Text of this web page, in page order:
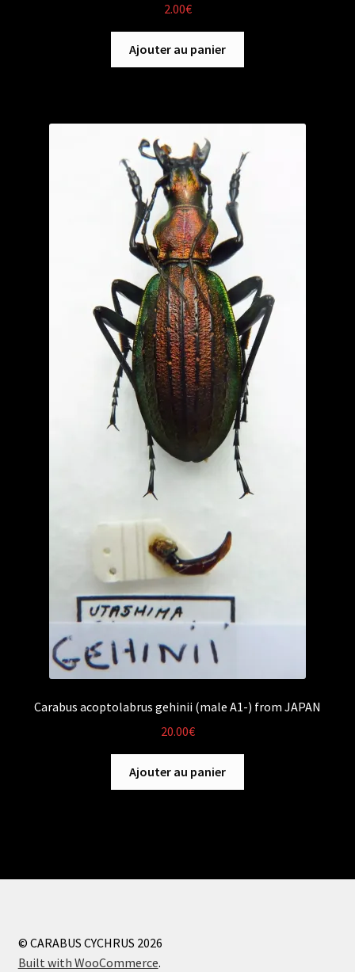
2.00€
Ajouter au panier
Carabus acoptolabrus gehinii (male A1-) from JAPAN
20.00€
Ajouter au panier
© CARABUS CYCHRUS 2026
Built with WooCommerce.